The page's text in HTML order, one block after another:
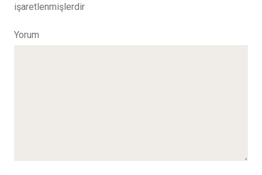
işaretlenmişlerdir
Yorum